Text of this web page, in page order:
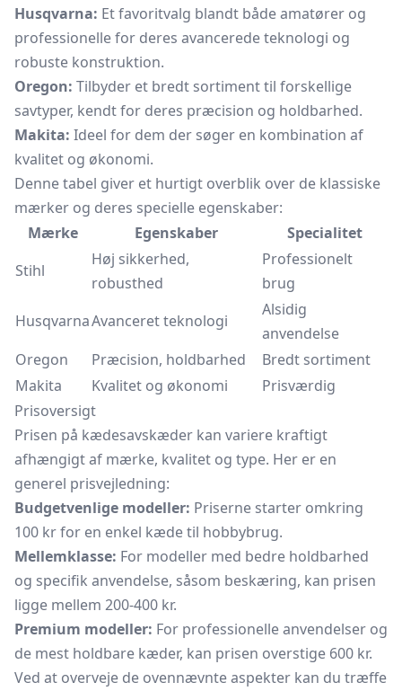
Husqvarna: Et favoritvalg blandt både amatører og
professionelle for deres avancerede teknologi og
robuste konstruktion.
Oregon: Tilbyder et bredt sortiment til forskellige
savtyper, kendt for deres præcision og holdbarhed.
Makita: Ideel for dem der søger en kombination af
kvalitet og økonomi.
Denne tabel giver et hurtigt overblik over de klassiske
mærker og deres specielle egenskaber:
Mærke
Egenskaber
Specialitet
Stihl
Høj sikkerhed,
robusthed
Professionelt
brug
HusqvarnaAvanceret teknologi
Alsidig
anvendelse
Oregon
Præcision, holdbarhed
Bredt sortiment
Makita
Kvalitet og økonomi
Prisværdig
Prisoversigt
Prisen på kædesavskæder kan variere kraftigt
afhængigt af mærke, kvalitet og type. Her er en
generel prisvejledning:
Budgetvenlige modeller: Priserne starter omkring
100 kr for en enkel kæde til hobbybrug.
Mellemklasse: For modeller med bedre holdbarhed
og specifik anvendelse, såsom beskæring, kan prisen
ligge mellem 200-400 kr.
Premium modeller: For professionelle anvendelser og
de mest holdbare kæder, kan prisen overstige 600 kr.
Ved at overveje de ovennævnte aspekter kan du træffe